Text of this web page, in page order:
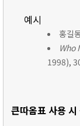
예시
홍길
Who
1998),
큰따옴표 사용